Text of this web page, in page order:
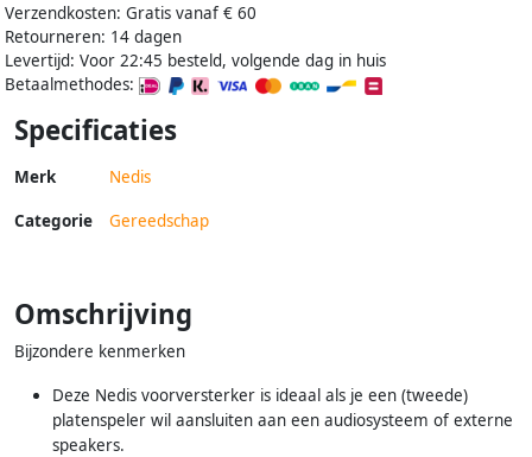
Verzendkosten: Gratis vanaf € 60
Retourneren: 14 dagen
Levertijd: Voor 22:45 besteld, volgende dag in huis
Betaalmethodes:
Specificaties
Merk Nedis
Categorie Gereedschap
Omschrijving
Bijzondere kenmerken
Deze Nedis voorversterker is ideaal als je een (tweede)
platenspeler wil aansluiten aan een audiosysteem of externe
speakers.